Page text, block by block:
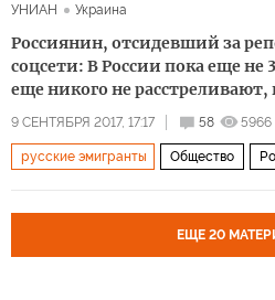
ACOR (Православная культурная
молодежь суд церковь
УНИАН Украина
Россиянин, отсидевший за
соцсети: В России пока еще не
еще никого не расстреливают,
9 СЕНТЯБРЯ 2017, 17:17 58 5966
русские эмигранты Общество
ЕЩЕ 20